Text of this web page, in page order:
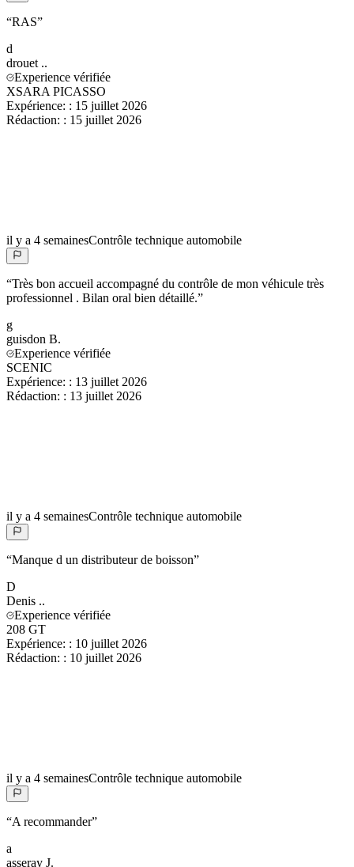
“RAS”
d
drouet ..
Experience vérifiée
XSARA PICASSO
Expérience: : 15 juillet 2026
Rédaction: : 15 juillet 2026
il y a 4 semainesContrôle technique automobile
“Très bon accueil accompagné du contrôle de mon véhicule très
professionnel . Bilan oral bien détaillé.”
g
guisdon B.
Experience vérifiée
SCENIC
Expérience: : 13 juillet 2026
Rédaction: : 13 juillet 2026
il y a 4 semainesContrôle technique automobile
“Manque d un distributeur de boisson”
D
Denis ..
Experience vérifiée
208 GT
Expérience: : 10 juillet 2026
Rédaction: : 10 juillet 2026
il y a 4 semainesContrôle technique automobile
“A recommander”
a
asseray J.